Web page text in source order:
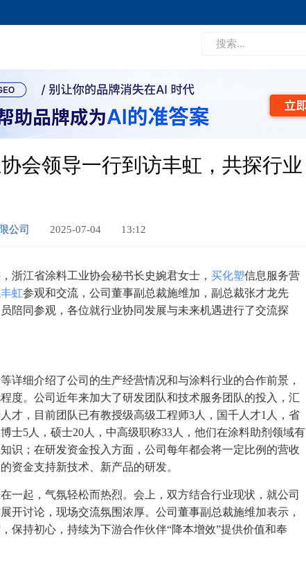
会领导一行到访丰虹，共探行业
公司 2025-07-04 13:12
浙江省涂料工业协会秘书长史婉君女士， 买化塑信息服务营
丰虹参观和交流，公司董事副总裁施维加，副总裁张才龙先
陪同参观，各位就行业协同发展与未来机遇进行了交流探
详细介绍了公司的生产经营情况和与涂料行业的合作前景，
度。公司近年来加大了研发团队和技术服务团队的投入，汇
才，目前团队已有教授级高级工程师3人，国千人才1人，省
士5人，硕士20人，中高级职称33人，他们在涂料助剂领域有
识；在研发资金投入方面，公司每年都会将一定比例的营收
资金支持新技术、新产品的研发。
一起，气氛轻松而热烈。会上，双方结合行业现状，就公司
开讨论，现场交流氛围浓厚。公司董事副总裁施维加表示，
保持初心，持续为下游合作伙伴“降本增效”提供价值和奉